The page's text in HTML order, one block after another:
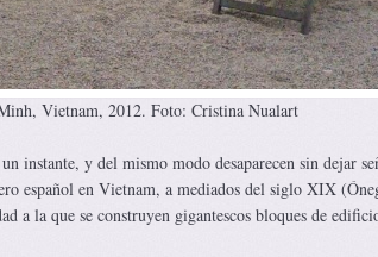
Vietnam, 2012. Foto: Cristina Nualart
instante, y del mismo modo desaparecen sin dejar
español en Vietnam, a mediados del siglo XIX
a la que se construyen gigantescos bloques de